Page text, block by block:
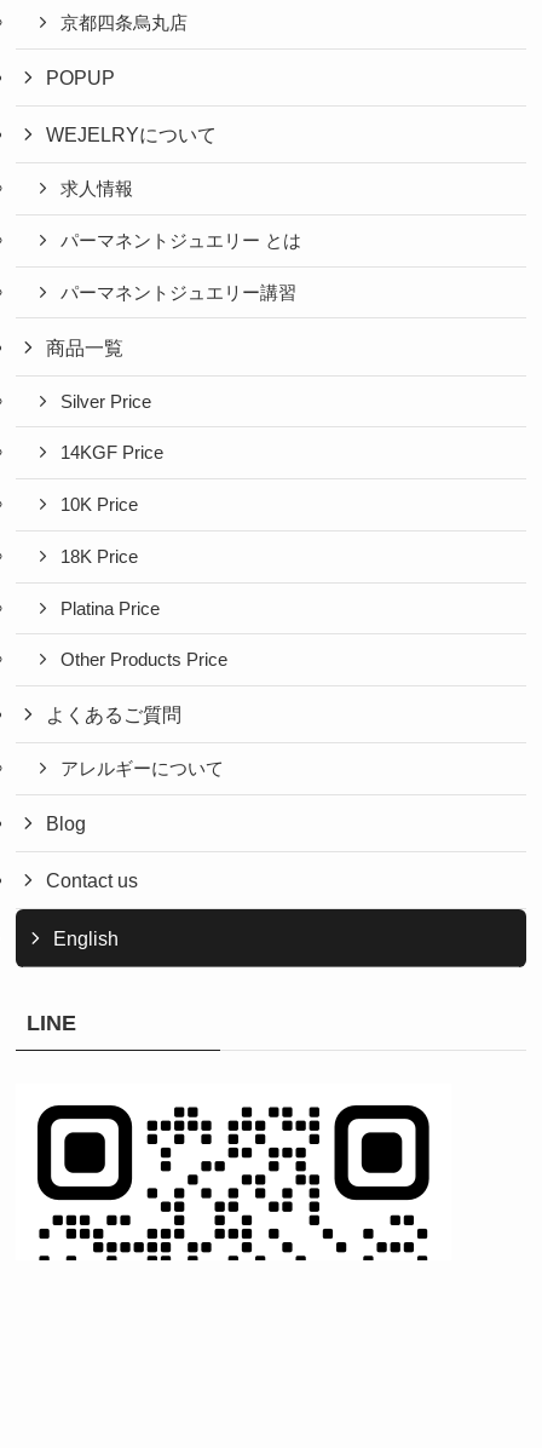
京都四条烏丸店
POPUP
WEJELRYについて
求人情報
パーマネントジュエリー とは
パーマネントジュエリー講習
商品一覧
Silver Price
14KGF Price
10K Price
18K Price
Platina Price
Other Products Price
よくあるご質問
アレルギーについて
Blog
Contact us
English
LINE